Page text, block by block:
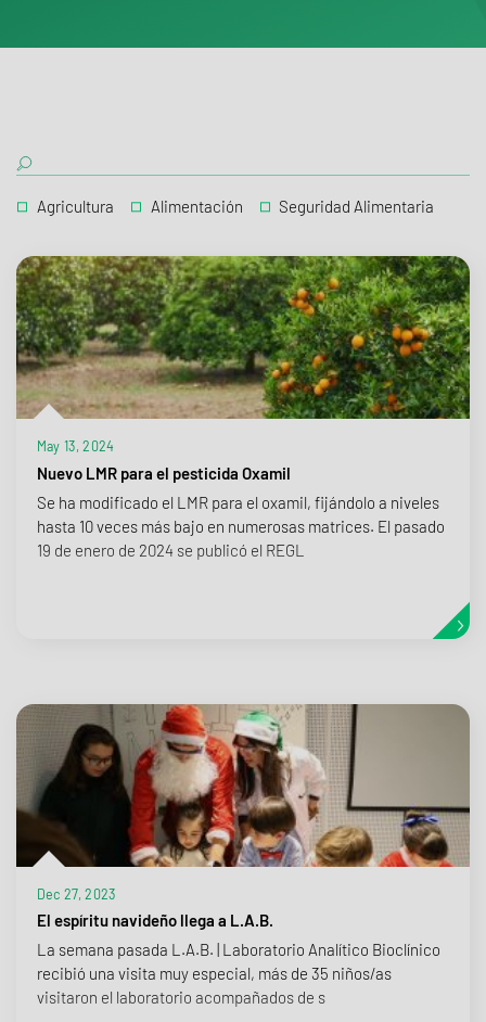
Agricultura Alimentación Seguridad Alimentaria
May 13, 2024
Nuevo LMR para el pesticida Oxamil
Se ha modificado el LMR para el oxamil, fijándolo a niveles
hasta 10 veces más bajo en numerosas matrices. El pasado
19 de enero de 2024 se publicó el REGL
Dec 27, 2023
El espíritu navideño llega a L.A.B.
La semana pasada L.A.B. | Laboratorio Analítico Bioclínico
recibió una visita muy especial, más de 35 niños/as
visitaron el laboratorio acompañados de s